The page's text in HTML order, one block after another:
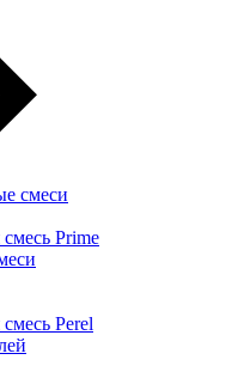
смеси
Prime
Perel